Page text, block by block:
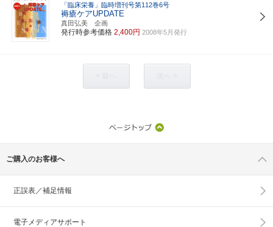
「臨床栄養」臨時増刊号第112巻6号
褥瘡ケアUPDATE
真田弘美 企画
発行時参考価格 2,400円 2008年5月発行
ご購入のお客様へ
正誤表／補足情報
電子メディアサポート